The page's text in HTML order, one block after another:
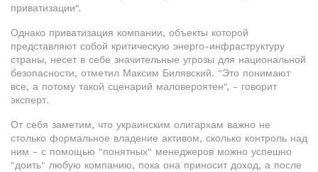
приватизации".
Однако приватизация компании, объекты которой
представляют собой критическую энерго-инфраструктуру
страны, несет в себе значительные угрозы для национальной
безопасности, отметил Максим Билявский. "Это понимают
все, а потому такой сценарий маловероятен", - говорит
эксперт.
От себя заметим, что украинским олигархам важно не
столько формальное владение активом, сколько контроль над
ним - с помощью "понятных" менеджеров можно успешно
"доить" любую компанию, пока она приносит доход, а после